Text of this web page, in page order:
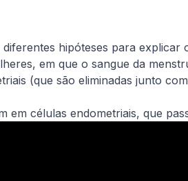
hipóteses para explicar
em que o sangue da
(que são eliminadas junto
células endometriais, que